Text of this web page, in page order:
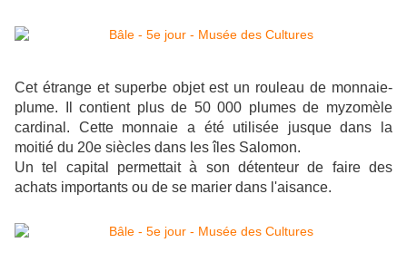
Cet étrange et superbe objet est un rouleau de monnaie-
plume. Il contient plus de 50 000 plumes de myzomèle
cardinal. Cette monnaie a été utilisée jusque dans la
moitié du 20e siècles dans les îles Salomon.
Un tel capital permettait à son détenteur de faire des
achats importants ou de se marier dans l'aisance.